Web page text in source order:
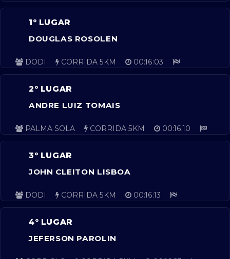
1º LUGAR
DOUGLAS ROSOLEN
DODI CORRIDA 5KM 00:16:03
2º LUGAR
ANDRE LUIZ TOMAIS
PALMA SOLA CORRIDA 5KM 00:16:10
3º LUGAR
JOHN CLEITON LISBOA
DODI CORRIDA 5KM 00:16:13
4º LUGAR
JEFERSON PAROLIN